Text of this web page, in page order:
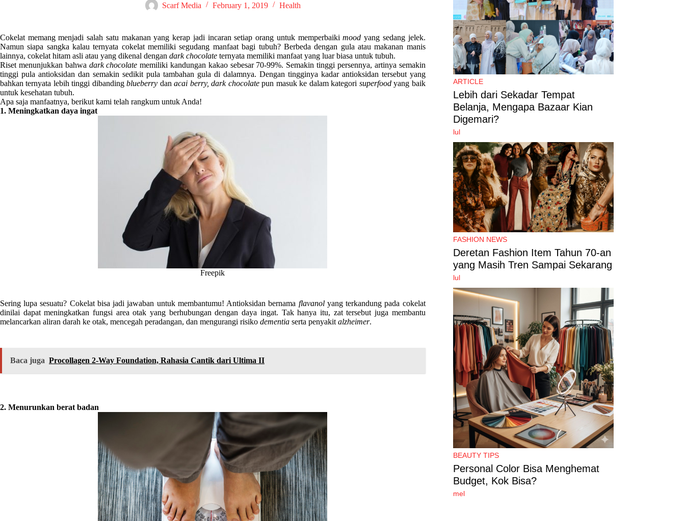
Scarf Media February 1, 2019 Health
Cokelat memang menjadi salah satu makanan yang kerap jadi incaran setiap orang untuk memperbaikimoodyang sedang jelek.
Namun siapa sangka kalau ternyata cokelat memiliki segudang manfaat bagi tubuh? Berbeda dengan gula atau makanan manis
lainnya, cokelat hitam asli atau yang dikenal dengan dark chocolate ternyata memiliki manfaat yang luar biasa untuk tubuh.
Riset menunjukkan bahwa dark chocolatememiliki kandungan kakao sebesar 70-99%. Semakin tinggi persennya, artinya semakin
tinggi pula antioksidan dan semakin sedikit pula tambahan gula di dalamnya. Dengan tingginya kadar antioksidan tersebut yang
bahkan ternyata lebih tinggi dibandingblueberry danacai berry, dark chocolatepun masuk ke dalam kategori superfoodyang baik
untuk kesehatan tubuh.
Apa saja manfaatnya, berikut kami telah rangkum untuk Anda!
1. Meningkatkan daya ingat
Freepik
Sering lupa sesuatu? Cokelat bisa jadi jawaban untuk membantumu! Antioksidan bernama flavanolyang terkandung pada cokelat
dinilai dapat meningkatkan fungsi area otak yang berhubungan dengan daya ingat. Tak hanya itu, zat tersebut juga membantu
melancarkan aliran darah ke otak, mencegah peradangan, dan mengurangi risiko dementia serta penyakit alzheimer.
Baca juga Procollagen 2-Way Foundation, Rahasia Cantik dari Ultima II
2. Menurunkan berat badan
ARTICLE
Lebih dari Sekadar Tempat
Belanja, Mengapa Bazaar Kian
Digemari?
lul
FASHION NEWS
Deretan Fashion Item Tahun 70-an
yang Masih Tren Sampai Sekarang
lul
BEAUTY TIPS
Personal Color Bisa Menghemat
Budget, Kok Bisa?
mel